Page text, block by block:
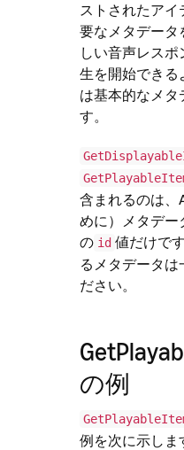
ストされたア
要なメタデータ
しい音声レス
生を開始できる
は基本的なメタ
す。
含まれるのは、
めに）メタデー
の id 値だけで
るメタデータは
ださい。
の例
例を次に示しま